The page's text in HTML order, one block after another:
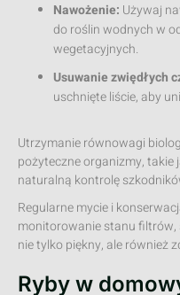
Nawożenie: Używaj
do roślin wodnych w
wegetacyjnych.
Usuwanie zwiędłych
uschnięte liście, aby
Utrzymanie równowagi
pożyteczne organizmy,
naturalną kontrolę
Regularne mycie i
monitorowanie stanu filtrów,
nie tylko piękny, ale również
Ryby w